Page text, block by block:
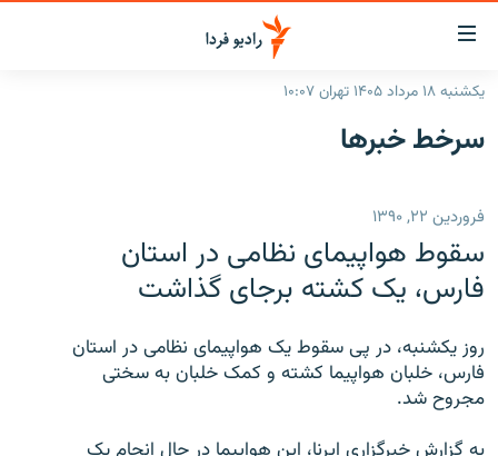
لینک‌های
قابلیت
دسترسی
بازگشت
اصلی
رفتن
صفحه
ایران
رادیو
انتخاب کنید و بشنوید
فرکانس‌ها
پادکست
گزارش‌های تصویری
گزارش‌های ویدئویی
زنان فردا
English
یکشنبه ۱۸ مرداد ۱۴۰۵ تهران ۱۰:۰۷
سرخط‌ خبرها
فروردین ۲۲, ۱۳۹۰
سقوط هواپيمای نظامی در استان
فارس، يک کشته برجای گذاشت
روز يکشنبه، در پی سقوط يک هواپيمای نظامی در استان
فارس، خلبان هواپيما کشته و کمک خلبان به سختی
مجروح شد.